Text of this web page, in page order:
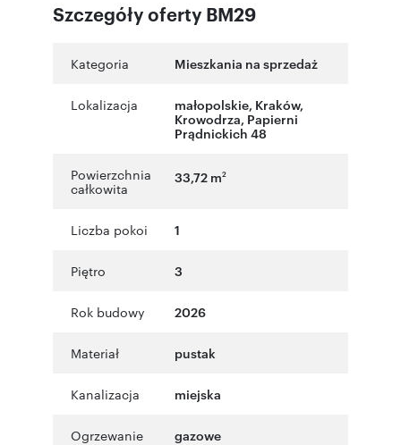
Szczegóły oferty BM29
Kategoria Mieszkania na sprzedaż
Lokalizacja małopolskie, Kraków,
Krowodrza, Papierni
Prądnickich 48
Powierzchnia
całkowita
33,72 m2
Liczba pokoi 1
Piętro 3
Rok budowy 2026
Materiał pustak
Kanalizacja miejska
Ogrzewanie gazowe